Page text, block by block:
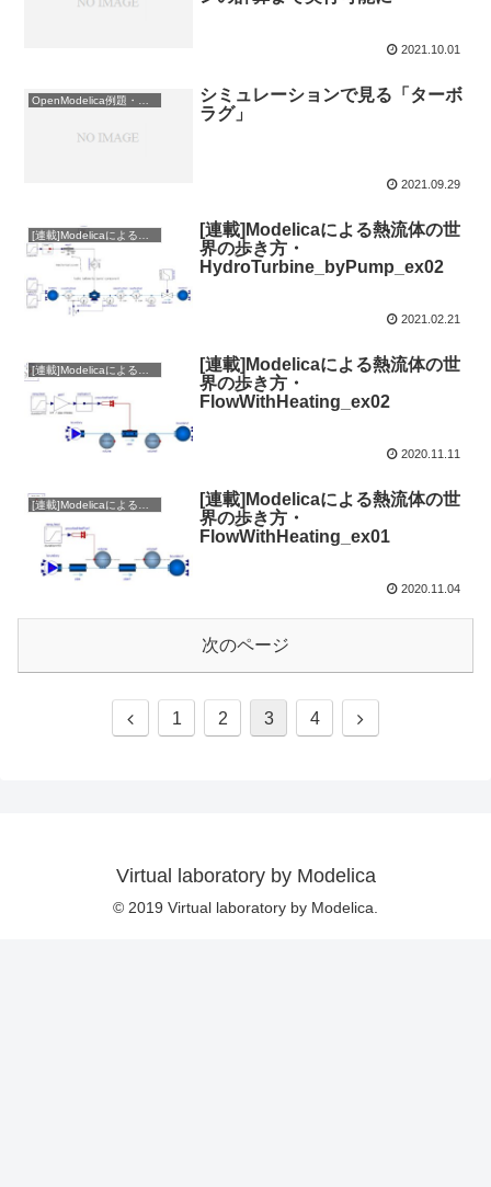
2021.10.01
シミュレーションで見る「ターボ
ラグ」
2021.09.29
[連載]Modelicaによる熱流体の世
界の歩き方・
HydroTurbine_byPump_ex02
2021.02.21
[連載]Modelicaによる熱流体の世
界の歩き方・
FlowWithHeating_ex02
2020.11.11
[連載]Modelicaによる熱流体の世
界の歩き方・
FlowWithHeating_ex01
2020.11.04
次のページ
1 2 3 4
Virtual laboratory by Modelica
© 2019 Virtual laboratory by Modelica.